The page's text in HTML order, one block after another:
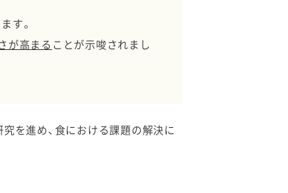
す。
が高まる ことが示唆されまし
究を進め、食における課題の解決に